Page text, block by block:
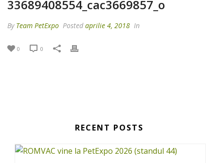
33689408554_cac3669857_o
By Team PetExpo Posted aprilie 4, 2018 In
0 0
RECENT POSTS